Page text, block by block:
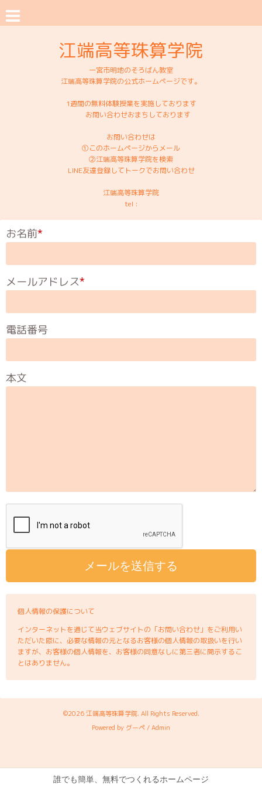
江端高等珠算学院
一宮市明地のそろばん教室
江端高等珠算学院の公式ホームページです。
1週間の無料体験授業を実施しております
お問い合わせおまちしております
お問い合わせは
①このホームページからメール
②江端高等珠算学院を検索
LINE友達登録してトークでお問い合わせ
江端高等珠算学院
tel :
お名前*
メールアドレス*
電話番号
本文
個人情報の保護について
インターネットを通じて当ウェブサイトの「お問い合わせ」をご利用い
ただいた際に、必要な情報の元となるお客様の個人情報の取扱いを行い
ますが、お客様の個人情報を、お客様の同意なしに第三者に開示するこ
とはありません。
©2026江端高等珠算学院. All Rights Reserved.
Powered by グーペ/Admin
誰でも簡単、無料でつくれるホームページ